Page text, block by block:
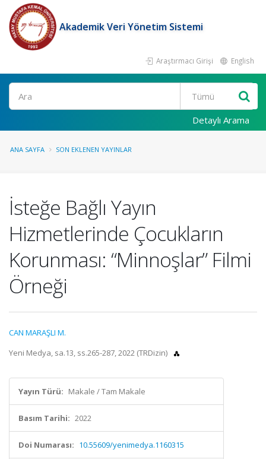
Akademik Veri Yönetim Sistemi
Araştırmacı Girişi English
Ara
Detaylı Arama
ANA SAYFA SON EKLENEN YAYINLAR
İsteğe Bağlı Yayın
Hizmetlerinde Çocukların
Korunması: “Minnoşlar” Filmi
Örneği
CAN MARAŞLI M.
Yeni Medya, sa.13, ss.265-287, 2022 (TRDizin)
Yayın Türü: Makale / Tam Makale
Basım Tarihi: 2022
Doi Numarası: 10.55609/yenimedya.1160315